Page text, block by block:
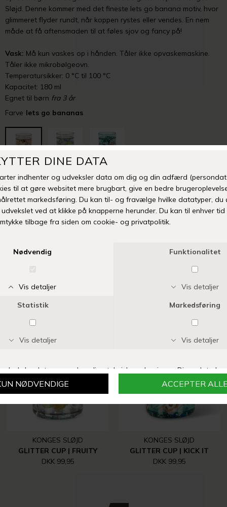
Sløjd. Denne kommer med det fineste lets go banana motiv, hvor
glimmeret flyder rundt, når koppen rystes eller vendes. En nem
måde at få aftensmaden til at føles sjov og fancy på!
Vask: Må kun vaskes op i hånden. Tåler ikke opvaskemaskine.
Tåler ikke mikrobølgeovn.
Temperatursikker: 0 °C til 100 °C
Kapacitet: 180 ml
Egnet til børn fra 3 år
Farve lets go bananas
-
TILFØJ TIL ØNSKESKYEN
Vi anbefaler også
KONGES SLØJD
GLITTER CUP | FRUITY
DKK 99,95
KONGES SLØJD
GLITTER CUP | KICK IT
DKK 99,95